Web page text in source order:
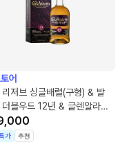
어
리저브 싱글배럴(구형) & 발
더블우드 12년 & 글렌알라키
가 추천